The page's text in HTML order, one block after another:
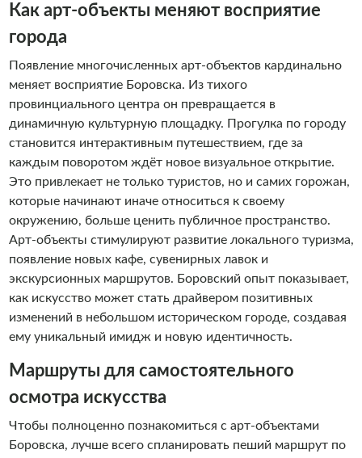
Как арт-объекты меняют восприятие
города
Появление многочисленных арт-объектов кардинально
меняет восприятие Боровска. Из тихого
провинциального центра он превращается в
динамичную культурную площадку. Прогулка по городу
становится интерактивным путешествием, где за
каждым поворотом ждёт новое визуальное открытие.
Это привлекает не только туристов, но и самих горожан,
которые начинают иначе относиться к своему
окружению, больше ценить публичное пространство.
Арт-объекты стимулируют развитие локального туризма,
появление новых кафе, сувенирных лавок и
экскурсионных маршрутов. Боровский опыт показывает,
как искусство может стать драйвером позитивных
изменений в небольшом историческом городе, создавая
ему уникальный имидж и новую идентичность.
Маршруты для самостоятельного
осмотра искусства
Чтобы полноценно познакомиться с арт-объектами
Боровска, лучше всего спланировать пеший маршрут по